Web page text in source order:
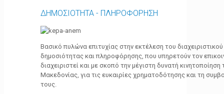
ΔΗΜΟΣΙΟΤΗΤΑ - ΠΛΗΡΟΦΟΡΗΣΗ
Βασικό πυλώνα επιτυχίας στην εκτέλεση του
δημοσιότητας και πληροφόρησης, που υπηρετούν τον
διαχειριστεί και με σκοπό την μέγιστη δυνατή
Μακεδονίας, για τις ευκαιρίες χρηματοδότησης και τη
τους.